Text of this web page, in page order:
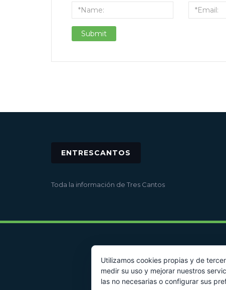
ENTRESCANTOS
Toda la información de Tres Cantos
Utilizamos cookies propias y de
medir su uso y mejorar nuestros
las no necesarias o configurar sus